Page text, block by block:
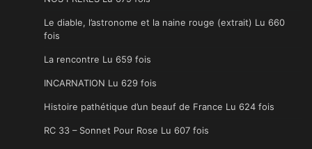
Le diable, l’astronome et la naine rouge (extrait) Lu 660
fois
La rencontre Lu 659 fois
INCARNATION Lu 629 fois
Histoire pathétique d’un beauf de France Lu 624 fois
RC 33 – Sonnet Pour Rose Lu 607 fois